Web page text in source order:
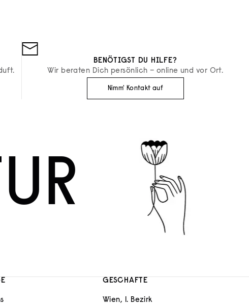
BENÖTIGST DU HILFE?
Wir beraten Dich persönlich – online und vor Ort.
Nimm' Kontakt auf
GESCHÄFTE
Wien, 1. Bezirk